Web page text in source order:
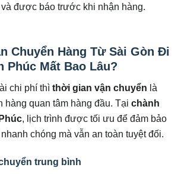
được báo trước khi nhận hàng.
Chuyển Hàng Từ Sài Gòn Đi
Phúc Mất Bao Lâu?
chi phí thì thời gian vận chuyển là
hàng quan tâm hàng đầu. Tại chành
, lịch trình được tối ưu để đảm bảo
chóng mà vẫn an toàn tuyệt đối.
trung bình